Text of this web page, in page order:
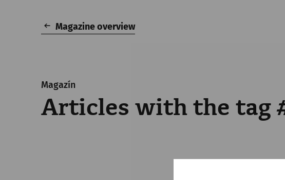
Magazine overview
Magazín
Articles with the tag